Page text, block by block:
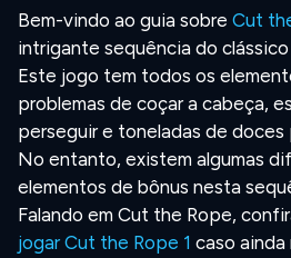
Bem-vindo ao guia sobre Cut
intrigante sequência do
Este jogo tem todos os
problemas de coçar a cabeça,
perseguir e toneladas de doces
No entanto, existem algumas
elementos de bônus nesta
Falando em Cut the Rope,
jogar Cut the Rope 1 caso